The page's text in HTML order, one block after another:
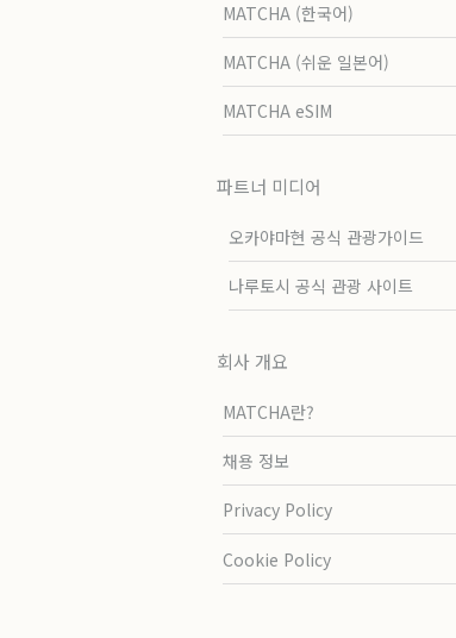
MATCHA (한국어)
MATCHA (쉬운 일본어)
MATCHA eSIM
파트너 미디어
오카야마현 공식 관광가이드
나루토시 공식 관광 사이트
회사 개요
MATCHA란?
채용 정보
Privacy Policy
Cookie Policy